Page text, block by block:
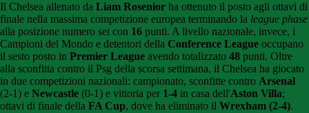
Il Chelsea allenato da Liam Rosenior ha ottenuto il posto agli ottavi di
finale nella massima competizione europea terminando la league phase
alla posizione numero sei con 16 punti. A livello nazionale, invece, i
Campioni del Mondo e detentori della Conference League occupano
il sesto posto in Premier League avendo totalizzato 48 punti. Oltre
alla sconfitta contro il Psg della scorsa settimana, il Chelsea ha giocato
in due competizioni nazionali: campionato, sconfitte contro Arsenal
(2-1) e Newcastle (0-1) e vittoria per 1-4 in casa dell'Aston Villa;
ottavi di finale della FA Cup, dove ha eliminato il Wrexham (2-4).